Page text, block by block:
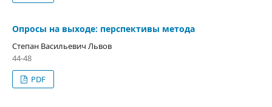
Опросы на выходе: перспективы метода
Степан Васильевич Львов
44-48
PDF